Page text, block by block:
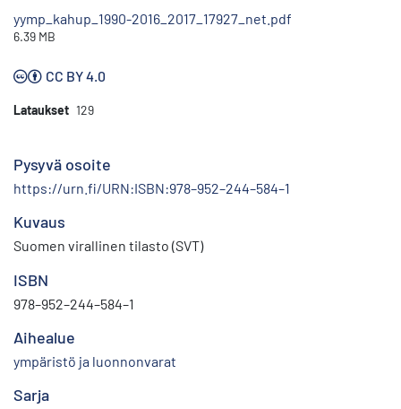
yymp_kahup_1990-2016_2017_17927_net.pdf
6.39 MB
CC BY 4.0
Lataukset 129
Pysyvä osoite
https://urn.fi/URN:ISBN:978–952–244–584–1
Kuvaus
Suomen virallinen tilasto (SVT)
ISBN
978–952–244–584–1
Aihealue
ympäristö ja luonnonvarat
Sarja